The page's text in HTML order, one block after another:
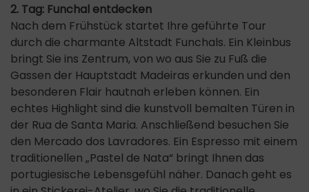
2. Tag: Funchal entdecken
Nach dem Frühstück startet Ihre geführte Tour
durch die charmante Altstadt Funchals. Ein Kleinbus
bringt Sie ins Zentrum, von wo aus Sie zu Fuß die
Gassen der Hauptstadt Madeiras erkunden und den
besonderen Flair hautnah erleben können. Ein
echtes Highlight sind die kunstvoll bemalten Türen in
der Rua de Santa Maria. Anschließend besuchen Sie
den Mercado dos Lavradores. Ein Espresso mit einem
traditionellen „Pastel de Nata“ bringt Ihnen das
portugiesische Lebensgefühl näher. Danach geht es